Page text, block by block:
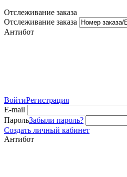
Отслеживание заказа
Отслеживание заказа
Антибот
ВойтиРегистрация
E-mail
ПарольЗабыли пароль?
Создать личный кабинет
Антибот